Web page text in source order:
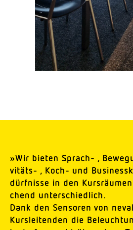
»Wir bieten Sprach- ,
vitäts- , Koch- und
dürf­nisse in den
chend unterschiedlich.
Dank den Sensoren von
Kurs­lei­tenden die